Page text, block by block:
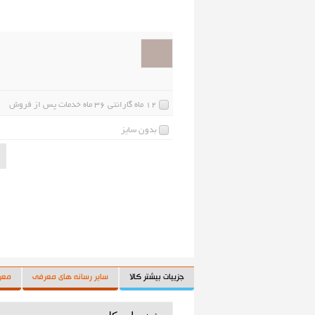
12 ماه گارانتی 36 ماه خدمات پس از فروش
بدون سایز
جزییات بیشتر کالا سایر رسانه های معرفی